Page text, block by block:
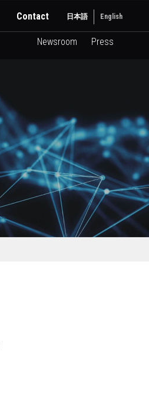
Contact 日本語 English
Newsroom Press